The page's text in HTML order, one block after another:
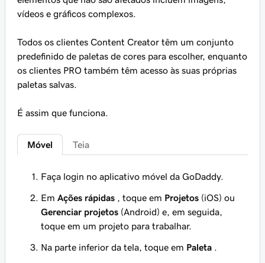
vídeos e gráficos complexos.
Todos os clientes Content Creator têm um conjunto
predefinido de paletas de cores para escolher, enquanto
os clientes PRO também têm acesso às suas próprias
paletas salvas.
É assim que funciona.
Móvel Teia
Faça login no aplicativo móvel da GoDaddy.
Em Ações rápidas , toque em Projetos (iOS) ou
Gerenciar projetos (Android) e, em seguida,
toque em um projeto para trabalhar.
Na parte inferior da tela, toque em Paleta